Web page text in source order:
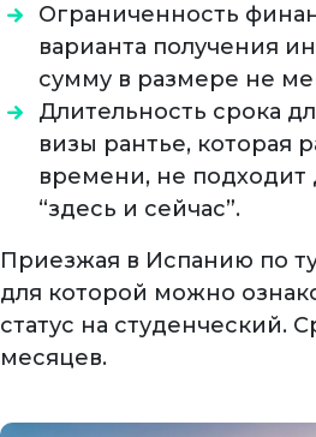
Ограниченность
варианта получения
сумму в размере не
Длительность срока
визы рантье, которая
времени, не подходит
“здесь и сейчас”.
Приезжая в Испанию по
для которой можно
статус на студенческий.
месяцев.